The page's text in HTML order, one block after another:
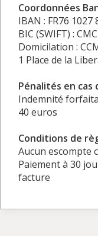
Coordonnées
IBAN : FR76 1027
BIC (SWIFT) :
Domicilation :
1 Place de la
Pénalités en
Indemnité
40 euros
Conditions de
Aucun escompte
Paiement à 30
facture